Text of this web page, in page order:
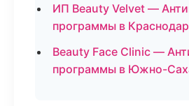
ИП Beauty Velvet —
программы в Краснодар
Beauty Face Clinic —
программы в Южно-